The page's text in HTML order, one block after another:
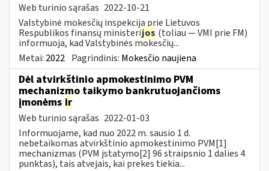
Web turinio sąrašas 2022-10-21
Valstybinė mokesčių inspekcija prie Lietuvos
Respublikos finansų ministerijos (toliau ― VMI prie FM)
informuoja, kad Valstybinės mokesčių...
Metai: 2022 Pagrindinis: Mokesčio naujiena
Dėl atvirkštinio apmokestinimo PVM
mechanizmo taikymo bankrutuojančioms
įmonėms ir
Web turinio sąrašas 2022-01-03
Informuojame, kad nuo 2022 m. sausio 1 d.
nebetaikomas atvirkštinio apmokestinimo PVM[1]
mechanizmas (PVM įstatymo[2] 96 straipsnio 1 dalies 4
punktas), tais atvejais, kai prekes tiekia...